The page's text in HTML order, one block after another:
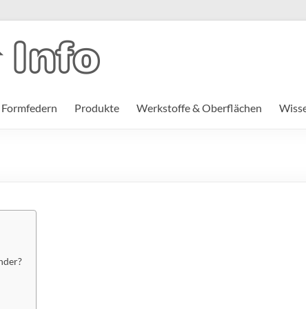
Produkte Werkstoffe & Oberflächen